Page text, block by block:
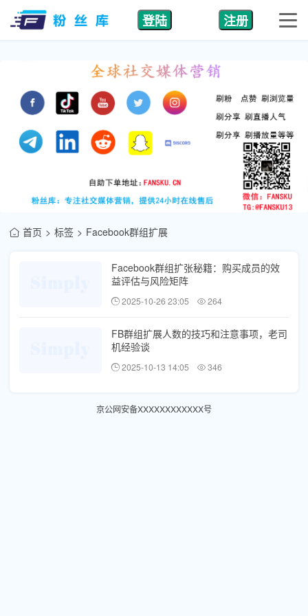
登陆 注册
首页 标签 Facebook群组扩展
Facebook群组扩张秘籍：购买成员的效
益评估与风险矩阵
2025-10-26 23:05 264
FB群组扩展人数的技巧和注意事项，老司
机经验谈
2025-10-13 14:05 346
京公网安备XXXXXXXXXXXX号